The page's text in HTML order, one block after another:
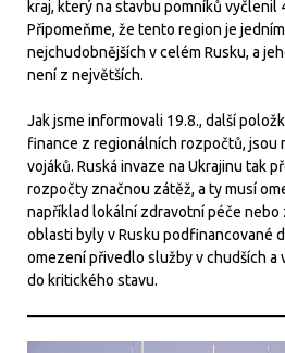
kraj, který na stavbu pomníků vyčlenil
Připomeňme, že tento region je
nejchudobnějších v celém Rusku, a
není z největších.
Jak jsme informovali 19.8., další
finance z regionálních rozpočtů, jsou
vojáků. Ruská invaze na Ukrajinu tak
rozpočty značnou zátěž, a ty musí
například lokální zdravotní péče
oblasti byly v Rusku podfinancované
omezení přivedlo služby v chudších a
do kritického stavu.